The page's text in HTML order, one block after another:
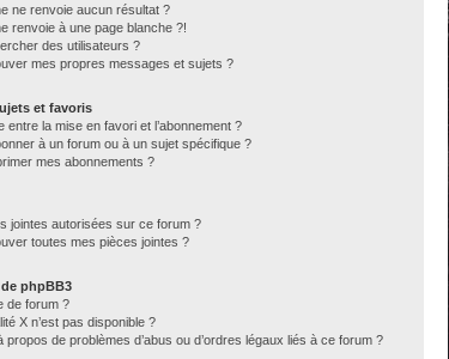
ne renvoie aucun résultat ?
renvoie à une page blanche ?!
des utilisateurs ?
mes propres messages et sujets ?
et favoris
entre la mise en favori et l’abonnement ?
à un forum ou à un sujet spécifique ?
mes abonnements ?
jointes autorisées sur ce forum ?
toutes mes pièces jointes ?
phpBB3
de forum ?
X n’est pas disponible ?
de problèmes d’abus ou d’ordres légaux liés à ce forum ?